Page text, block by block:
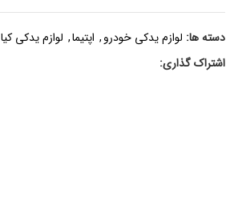
دسته ها: لوازم یدکی خودرو, اپتیما, لوازم یدکی کیا
اشتراک گذاری: